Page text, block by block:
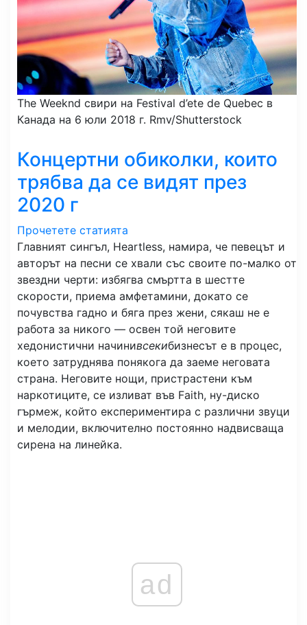
The Weeknd свири на Festival d’ete de Quebec в
Канада на 6 юли 2018 г. Rmv/Shutterstock
Концертни обиколки, които
трябва да се видят през
2020 г
Прочетете статията
Главният сингъл, Heartless, намира, че певецът и
авторът на песни се хвали със своите по-малко от
звездни черти: избягва смъртта в шестте
скорости, приема амфетамини, докато се
почувства гадно и бяга през жени, сякаш не е
работа за никого — освен той неговите
хедонистични начинивсекибизнесът е в процес,
което затруднява понякога да заеме неговата
страна. Неговите нощи, пристрастени към
наркотиците, се изливат във Faith, ну-диско
гърмеж, който експериментира с различни звуци
и мелодии, включително постоянно надвисваща
сирена на линейка.
ad